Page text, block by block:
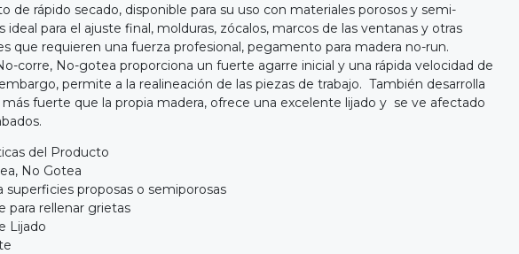
de rápido secado, disponible para su uso con materiales porosos y semi-
ideal para el ajuste final, molduras, zócalos, marcos de las ventanas y otras
que requieren una fuerza profesional, pegamento para madera no-run.
corre, No-gotea proporciona un fuerte agarre inicial y una rápida velocidad de
permite a la realineación de las piezas de trabajo. También desarrolla
fuerte que la propia madera, ofrece una excelente lijado y se ve afectado
del Producto
No Gotea
superficies proposas o semiporosas
para rellenar grietas
Lijado